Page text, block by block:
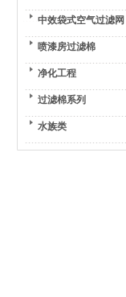
中效袋式空气过滤网
喷漆房过滤棉
净化工程
过滤棉系列
水族类